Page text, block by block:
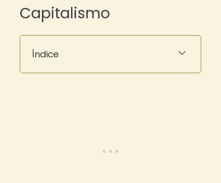
Capitalismo
Índice